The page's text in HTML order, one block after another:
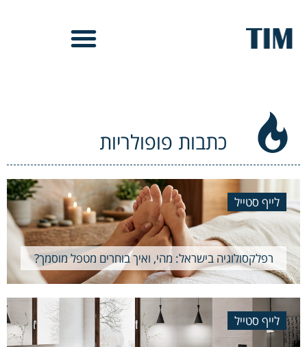
כתבות פופולריות
לייף סטייל
רפלקסולוגיה בישראל: מהי, ואיך בוחרים מטפל מוסמך?
לייף סטייל